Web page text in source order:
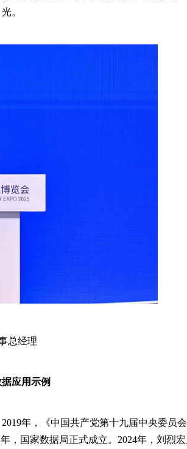
。
总经理
应用示例
年，《中国共产党第十九届中央委员
，国家数据局正式成立。2024年，刘烈